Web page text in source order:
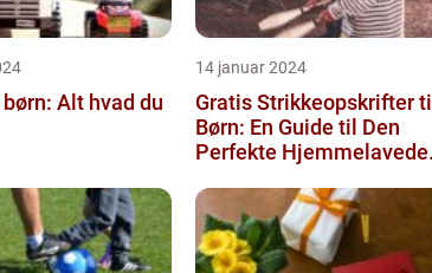
Alt hvad du
14 januar 2024
Gratis Strikkeopskrifter til
Børn: En Guide til Den
Perfekte Hjemmelavede